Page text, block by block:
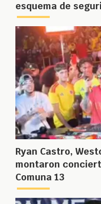
esquema de
Ryan Castro,
montaron
Comuna 13